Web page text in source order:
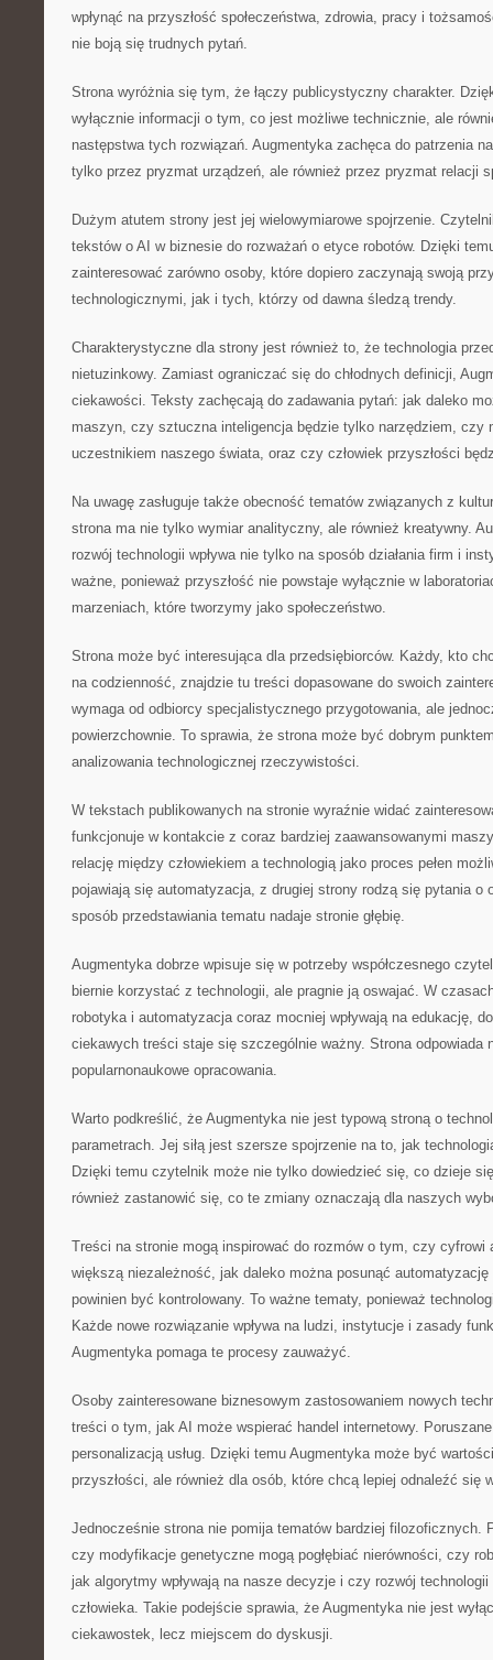
wpłynąć na przyszłość społeczeństwa, zdrowia, pracy i
nie boją się trudnych pytań.
Strona wyróżnia się tym, że łączy publicystyczny charakter.
wyłącznie informacji o tym, co jest możliwe technicznie, ale
następstwa tych rozwiązań. Augmentyka zachęca do patrzenia
tylko przez pryzmat urządzeń, ale również przez pryzmat relacji
Dużym atutem strony jest jej wielowymiarowe spojrzenie.
tekstów o AI w biznesie do rozważań o etyce robotów. Dzięki
zainteresować zarówno osoby, które dopiero zaczynają swoją
technologicznymi, jak i tych, którzy od dawna śledzą trendy.
Charakterystyczne dla strony jest również to, że technologia
nietuzinkowy. Zamiast ograniczać się do chłodnych definicji,
ciekawości. Teksty zachęcają do zadawania pytań: jak daleko
maszyn, czy sztuczna inteligencja będzie tylko narzędziem, czy
uczestnikiem naszego świata, oraz czy człowiek przyszłości
Na uwagę zasługuje także obecność tematów związanych z
strona ma nie tylko wymiar analityczny, ale również kreatywny.
rozwój technologii wpływa nie tylko na sposób działania firm i
ważne, ponieważ przyszłość nie powstaje wyłącznie w
marzeniach, które tworzymy jako społeczeństwo.
Strona może być interesująca dla przedsiębiorców. Każdy, kto
na codzienność, znajdzie tu treści dopasowane do swoich
wymaga od odbiorcy specjalistycznego przygotowania, ale
powierzchownie. To sprawia, że strona może być dobrym
analizowania technologicznej rzeczywistości.
W tekstach publikowanych na stronie wyraźnie widać
funkcjonuje w kontakcie z coraz bardziej zaawansowanymi
relację między człowiekiem a technologią jako proces pełen
pojawiają się automatyzacja, z drugiej strony rodzą się pytania o
sposób przedstawiania tematu nadaje stronie głębię.
Augmentyka dobrze wpisuje się w potrzeby współczesnego
biernie korzystać z technologii, ale pragnie ją oswajać. W
robotyka i automatyzacja coraz mocniej wpływają na edukację,
ciekawych treści staje się szczególnie ważny. Strona odpowiada
popularnonaukowe opracowania.
Warto podkreślić, że Augmentyka nie jest typową stroną o
parametrach. Jej siłą jest szersze spojrzenie na to, jak
Dzięki temu czytelnik może nie tylko dowiedzieć się, co dzieje
również zastanowić się, co te zmiany oznaczają dla naszych
Treści na stronie mogą inspirować do rozmów o tym, czy cyfrowi
większą niezależność, jak daleko można posunąć
powinien być kontrolowany. To ważne tematy, ponieważ
Każde nowe rozwiązanie wpływa na ludzi, instytucje i zasady
Augmentyka pomaga te procesy zauważyć.
Osoby zainteresowane biznesowym zastosowaniem nowych
treści o tym, jak AI może wspierać handel internetowy.
personalizacją usług. Dzięki temu Augmentyka może być
przyszłości, ale również dla osób, które chcą lepiej odnaleźć się
Jednocześnie strona nie pomija tematów bardziej filozoficznych.
czy modyfikacje genetyczne mogą pogłębiać nierówności, czy
jak algorytmy wpływają na nasze decyzje i czy rozwój
człowieka. Takie podejście sprawia, że Augmentyka nie jest
ciekawostek, lecz miejscem do dyskusji.